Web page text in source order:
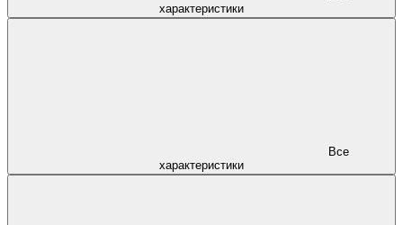
характеристики
характеристики